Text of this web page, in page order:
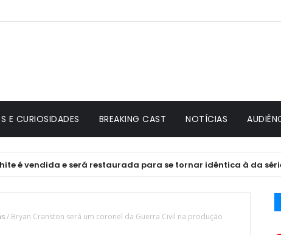
E CURIOSIDADES BREAKING CAST NOTÍCIAS
e será restaurada para se tornar idêntica à da série
/ Bryan Cranston será um coronel da Guerra Civil na produção